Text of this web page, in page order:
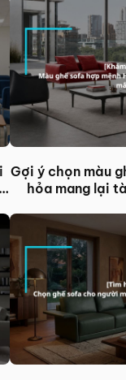
Gợi ý chọn màu
hỏa mang lại